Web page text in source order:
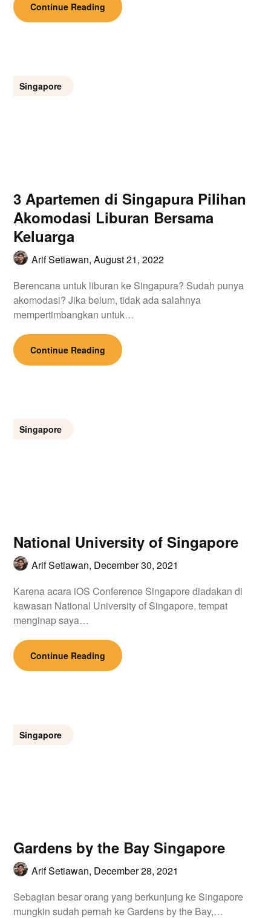
Continue Reading
Singapore
3 Apartemen di Singapura Pilihan
Akomodasi Liburan Bersama
Keluarga
Arif Setiawan,August 21, 2022
Berencana untuk liburan ke Singapura? Sudah punya
akomodasi? Jika belum, tidak ada salahnya
mempertimbangkan untuk…
Continue Reading
Singapore
National University of Singapore
Arif Setiawan, December 30, 2021
Karena acara iOS Conference Singapore diadakan di
kawasan National University of Singapore, tempat
menginap saya…
Continue Reading
Singapore
Gardens by the Bay Singapore
Arif Setiawan, December 28, 2021
Sebagian besar orang yang berkunjung ke Singapore
mungkin sudah pernah ke Gardens by the Bay,…